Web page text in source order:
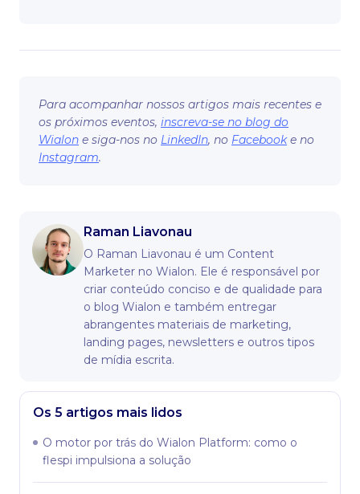
Para acompanhar nossos artigos mais recentes e
os próximos eventos, inscreva-se no blog do
Wialon e siga-nos no LinkedIn, no Facebooke no
Instagram.
Raman Liavonau
O Raman Liavonau é um Content
Marketer no Wialon. Ele é responsável por
criar conteúdo conciso e de qualidade para
o blog Wialon e também entregar
abrangentes materiais de marketing,
landing pages, newsletters e outros tipos
de mídia escrita.
Os 5 artigos mais lidos
O motor por trás do Wialon Platform: como o
flespi impulsiona a solução